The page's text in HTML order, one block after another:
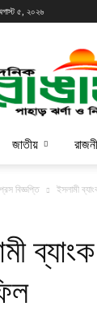
৫, ২০২৬
জাতীয়
বিজ্ঞপ্তি ইসলামী